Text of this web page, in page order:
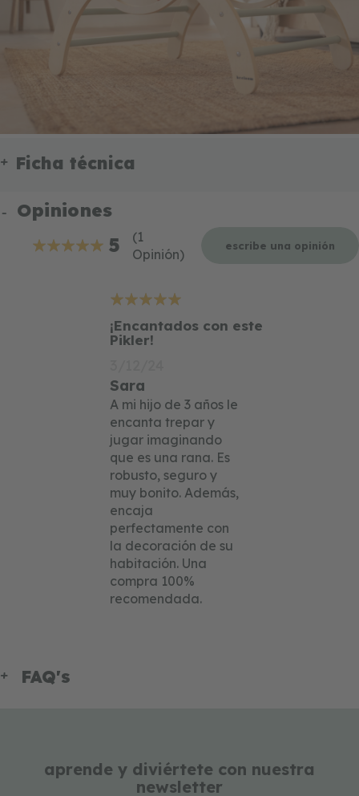
Ficha técnica
Opiniones
5
(1
Opinión)
escribe una opinión
¡Encantados con este
Pikler!
Sara
A mi hijo de 3 años le
encanta trepar y
jugar imaginando
que es una rana. Es
robusto, seguro y
muy bonito. Además,
encaja
perfectamente con
la decoración de su
habitación. Una
compra 100%
recomendada.
FAQ's
aprende y diviértete con nuestra
newsletter